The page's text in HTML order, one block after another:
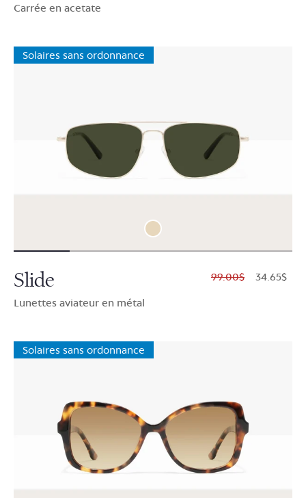
Carrée en acetate
Solaires sans ordonnance
Slide
Lunettes aviateur en métal
$99.00 $34.65
Solaires sans ordonnance